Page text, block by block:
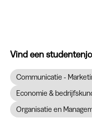
Vind een
Communicatie -
Economie &
Organisatie en